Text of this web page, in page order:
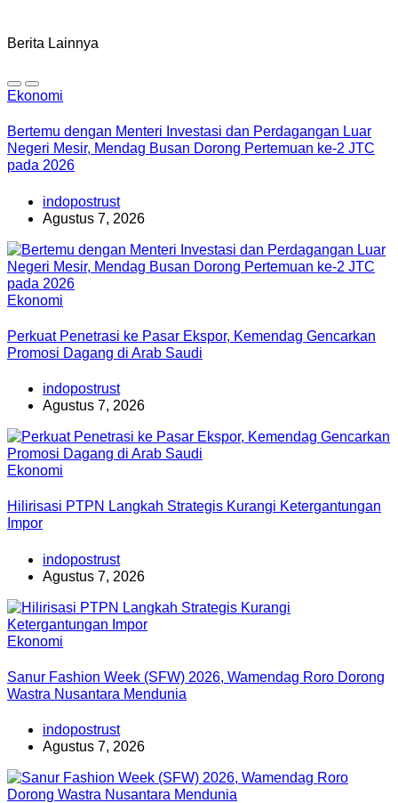
Berita Lainnya
Ekonomi
Bertemu dengan Menteri Investasi dan Perdagangan Luar
Negeri Mesir, Mendag Busan Dorong Pertemuan ke-2 JTC
pada 2026
indopostrust
Agustus 7, 2026
Ekonomi
Perkuat Penetrasi ke Pasar Ekspor, Kemendag Gencarkan
Promosi Dagang di Arab Saudi
indopostrust
Agustus 7, 2026
Ekonomi
Hilirisasi PTPN Langkah Strategis Kurangi Ketergantungan
Impor
indopostrust
Agustus 7, 2026
Ekonomi
Sanur Fashion Week (SFW) 2026, Wamendag Roro Dorong
Wastra Nusantara Mendunia
indopostrust
Agustus 7, 2026